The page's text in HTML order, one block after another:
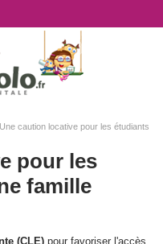
caution locative pour les étudiants
pour les
famille
(CLE)pour favoriser l'accès